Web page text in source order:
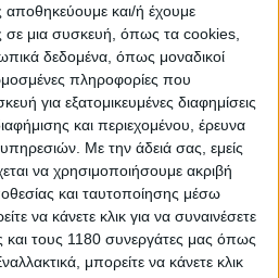
αποθηκεύουμε και/ή έχουμε
μια συσκευή, όπως τα cookies,
δεδομένα, όπως μοναδικοί
πληροφορίες που
για εξατομικευμένες διαφημίσεις
και περιεχομένου, έρευνα
Με την άδειά σας, εμείς
να χρησιμοποιήσουμε ακριβή
και ταυτοποίησης μέσω
να κάνετε κλικ για να συναινέσετε
και τους 1180 συνεργάτες μας όπως
μπορείτε να κάνετε κλικ
Λ. Χατζηκυριάκου 46 στον
εξουσιοδοτημένο service των